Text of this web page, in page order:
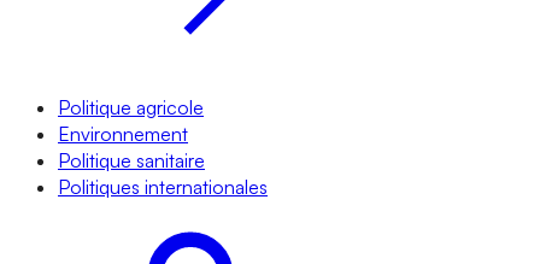
Politique agricole
Environnement
Politique sanitaire
Politiques internationales